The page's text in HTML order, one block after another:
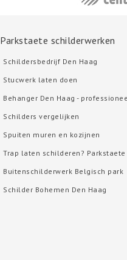
Parkstaete schilderwerken
Schildersbedrijf Den Haag
Stucwerk laten doen
Behanger Den Haag -
Schilders vergelijken
Spuiten muren en kozijnen
Trap laten schilderen?
Buitenschilderwerk Belgisch park
Schilder Bohemen Den Haag